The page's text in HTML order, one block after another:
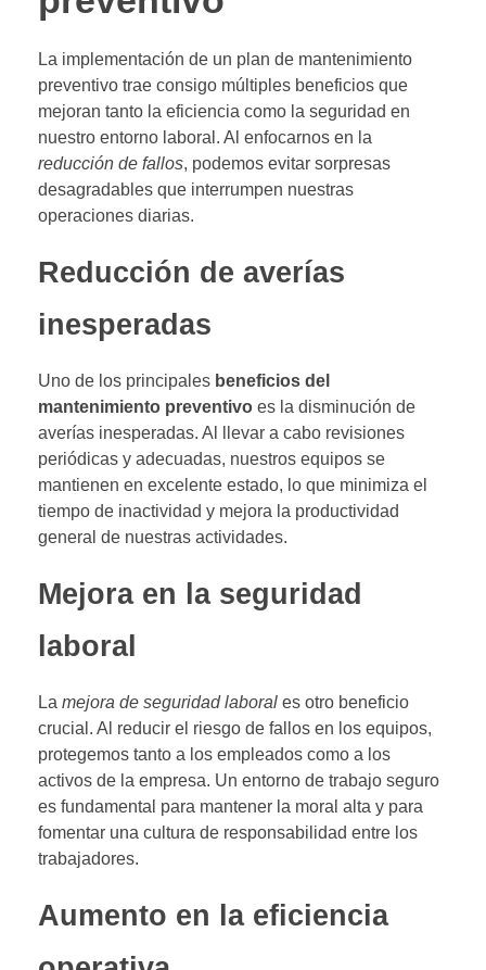
La implementación de un plan de mantenimiento
preventivo trae consigo múltiples beneficios que
mejoran tanto la eficiencia como la seguridad en
nuestro entorno laboral. Al enfocarnos en la
reducción de fallos, podemos evitar sorpresas
desagradables que interrumpen nuestras
operaciones diarias.
Reducción de averías
inesperadas
Uno de los principales beneficios del
mantenimiento preventivo es la disminución de
averías inesperadas. Al llevar a cabo revisiones
periódicas y adecuadas, nuestros equipos se
mantienen en excelente estado, lo que minimiza el
tiempo de inactividad y mejora la productividad
general de nuestras actividades.
Mejora en la seguridad
laboral
La mejora de seguridad laboral es otro beneficio
crucial. Al reducir el riesgo de fallos en los equipos,
protegemos tanto a los empleados como a los
activos de la empresa. Un entorno de trabajo seguro
es fundamental para mantener la moral alta y para
fomentar una cultura de responsabilidad entre los
trabajadores.
Aumento en la eficiencia